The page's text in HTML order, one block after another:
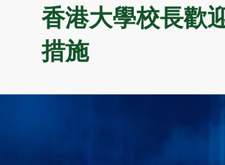
香港大學校長歡
措施